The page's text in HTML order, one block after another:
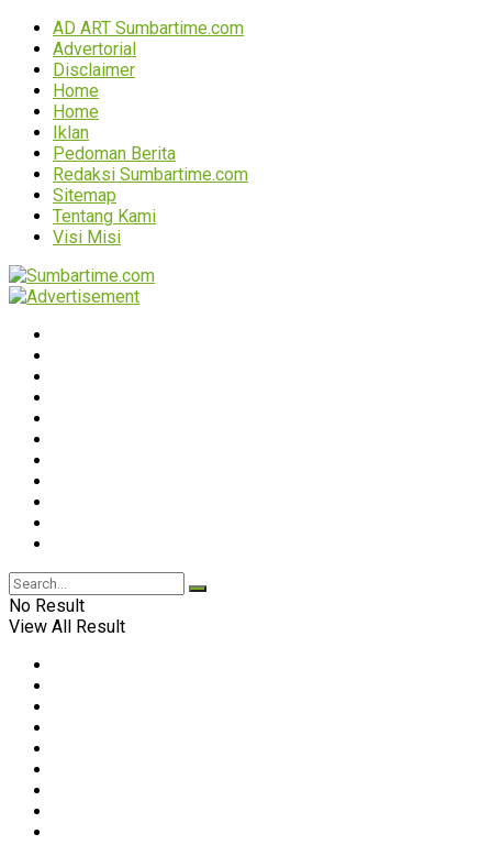
AD ART Sumbartime.com
Advertorial
Disclaimer
Home
Home
Iklan
Pedoman Berita
Redaksi Sumbartime.com
Sitemap
Tentang Kami
Visi Misi
No Result
View All Result